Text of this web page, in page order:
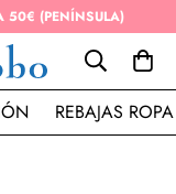
50€ (PENÍNSULA)
REBAJAS ROPA